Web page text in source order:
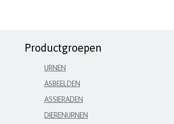
Productgroepen
URNEN
ASBEELDEN
ASSIERADEN
DIERENURNEN